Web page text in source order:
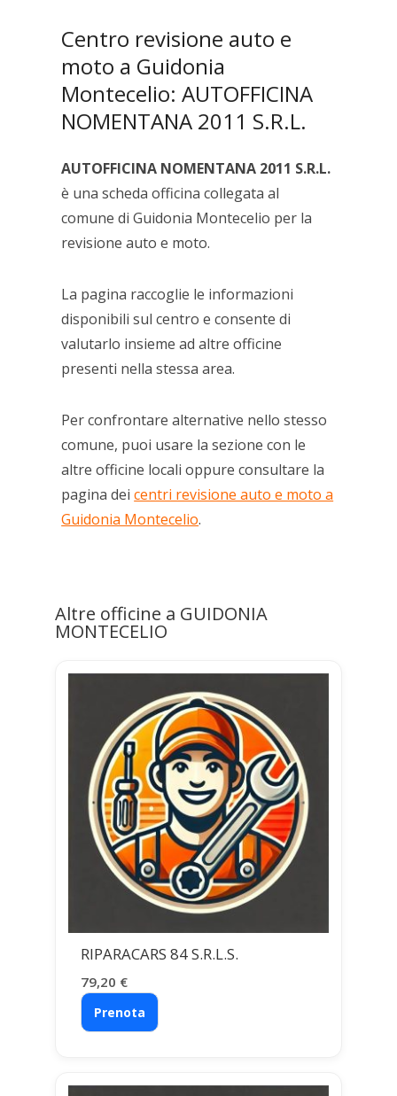
Centro revisione auto e
moto a Guidonia
Montecelio: AUTOFFICINA
NOMENTANA 2011 S.R.L.
AUTOFFICINA NOMENTANA 2011 S.R.L.
è una scheda officina collegata al
comune di Guidonia Montecelio per la
revisione auto e moto.
La pagina raccoglie le informazioni
disponibili sul centro e consente di
valutarlo insieme ad altre officine
presenti nella stessa area.
Per confrontare alternative nello stesso
comune, puoi usare la sezione con le
altre officine locali oppure consultare la
pagina deicentri revisione auto e moto a
Guidonia Montecelio.
Altre officine a GUIDONIA
MONTECELIO
RIPARACARS 84 S.R.L.S.
79,20 €
Prenota